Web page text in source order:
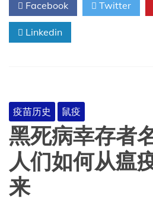
感
染
Facebook Twitter
Linkedin
疫苗历史 鼠疫
黑死病幸存者
人们如何从瘟
来